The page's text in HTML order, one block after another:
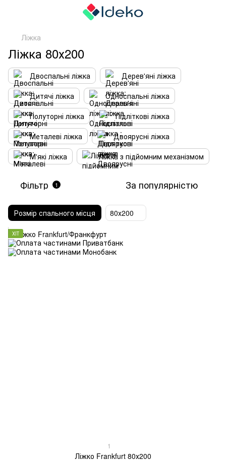
Ліжка
Ліжка 80х200
Двоспальні ліжка
Дерев'яні ліжка
Дитячі ліжка
Односпальні ліжка
Полуторні ліжка
Підліткові ліжка
Металеві ліжка
Двоярусні ліжка
М'які ліжка
Ліжка з підйомним механізмом
Фільтр 1 За популярністю
Розмір спального місця 80х200
ХІТ
1
Ліжко Frankfurt 80х200